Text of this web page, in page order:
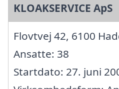
KLOAKSERVICE ApS
Flovtvej 42, 6100
Ansatte: 38
Startdato: 27. juni